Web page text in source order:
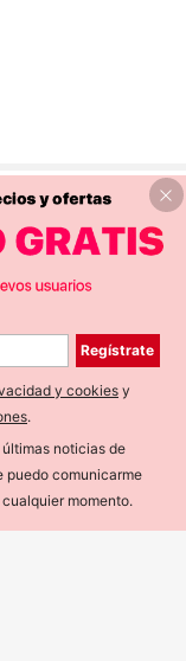
& Exteriores
A LA BOLSA
Regístrate
y cookiesy
.
noticias de
puedo comunicarme
momento.